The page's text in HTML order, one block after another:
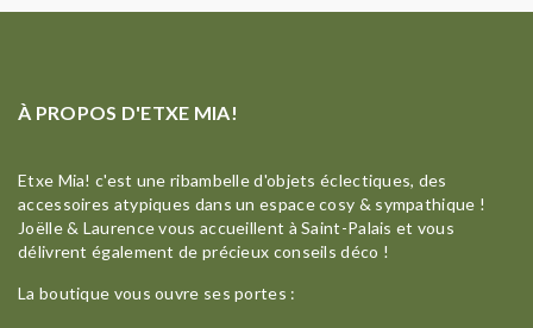
À PROPOS D'ETXE MIA!
Etxe Mia! c'est une ribambelle d'objets éclectiques, des
accessoires atypiques dans un espace cosy & sympathique !
Joëlle & Laurence vous accueillent à Saint-Palais et vous
délivrent également de précieux conseils déco !
La boutique vous ouvre ses portes :